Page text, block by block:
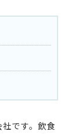
です。飲食